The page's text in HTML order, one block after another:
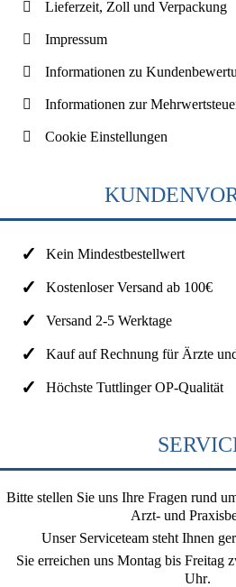
Lieferzeit, Zoll und Verpackung
Impressum
Informationen zu
Informationen zur
Cookie Einstellungen
Kein Mindestbestellwert
Kostenloser Versand ab 100€
Versand 2-5 Werktage
Kauf auf Rechnung für Ärzte
Höchste Tuttlinger OP-Qualität
Bitte stellen Sie uns Ihre Fragen rund
Arzt- und
Unser Serviceteam steht Ihnen
Sie erreichen uns Montag bis Freitag
Uhr.